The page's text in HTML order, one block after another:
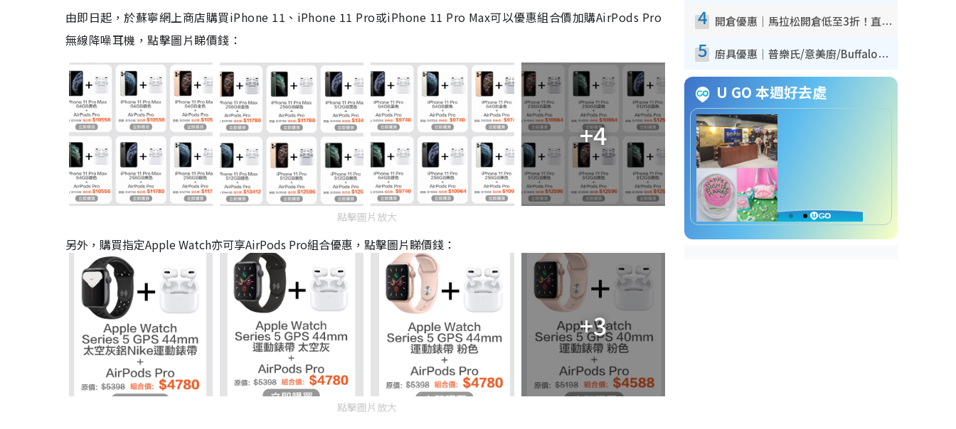
由即日起，於蘇寧網上商店購買iPhone 11、iPhone 11 Pro或iPhone 11 Pro Max可以優惠組合價加購AirPods Pro
無線降噪耳機，點擊圖片睇價錢：
+4
點擊圖片放大
另外，購買指定Apple Watch亦可享AirPods Pro組合優惠，點擊圖片睇價錢：
+3
點擊圖片放大
4 開倉優惠｜馬拉松開倉低至3折！直擊$99起買adidas／New Balance／Puma鞋款 STANLEY保溫杯劈價至$119起
5 廚具優惠｜普樂氏/意美廚/Buffalo廚具低至3折！$89起買煎鍋／炒鑊／個人鍋 同場小家電激減至$99起
U GO 本週好去處